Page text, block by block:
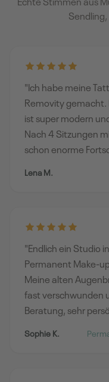
"Ich habe meine
Removity gemacht.
ist super modern
Nach 4 Sitzungen
schon enorme
Lena M.
"Endlich ein Studio
Permanent Make-
Meine alten
fast verschwunden
Beratung, sehr
Sophie K.